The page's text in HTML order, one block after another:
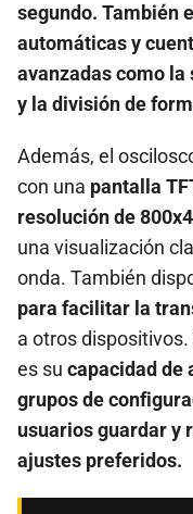
segundo. También
automáticas y
avanzadas como
y la división de
Además, el
con una pantalla
resolución de
una visualización
onda. También
para facilitar la
a otros
es su capacidad de
grupos de
usuarios guardar y
ajustes preferidos.